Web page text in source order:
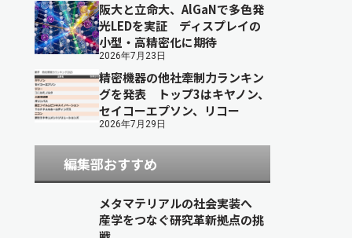
阪大と立命大、AlGaNで多色発
光LEDを実証 ディスプレイの
小型・高精密化に期待
2026年7月23日
精密機器の他社牽制力ランキン
グを発表 トップ3はキヤノン、
セイコーエプソン、リコー
2026年7月29日
編集部おすすめ
メタマテリアルの社会実装へ
産学をつなぐ研究革新拠点の挑